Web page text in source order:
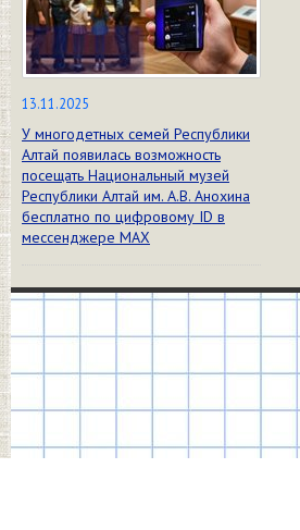
13.11.2025
У многодетных семей Республики
Алтай появилась возможность
посещать Национальный музей
Республики Алтай им. А.В. Анохина
бесплатно по цифровому ID в
мессенджере МАХ